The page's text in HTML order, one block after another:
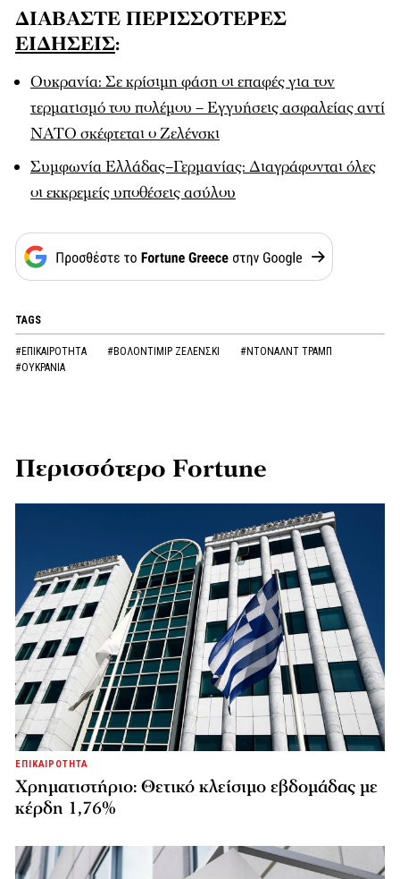
ΔΙΑΒΑΣΤΕ ΠΕΡΙΣΣΟΤΕΡΕΣ
ΕΙΔΗΣΕΙΣ:
Ουκρανία: Σε κρίσιμη φάση οι επαφές για τον
τερματισμό του πολέμου – Εγγυήσεις ασφαλείας αντί
ΝΑΤΟ σκέφτεται ο Ζελένσκι
Συμφωνία Ελλάδας–Γερμανίας: Διαγράφονται όλες
οι εκκρεμείς υποθέσεις ασύλου
TAGS
#ΕΠΙΚΑΙΡΟΤΗΤΑ #ΒΟΛΟΝΤΙΜΙΡ ΖΕΛΕΝΣΚΙ
#ΝΤΟΝΑΛΝΤ ΤΡΑΜΠ
#ΟΥΚΡΑΝΙΑ
Περισσότερο Fortune
ΕΠΙΚΑΙΡΟΤΗΤΑ
Χρηματιστήριο: Θετικό κλείσιμο εβδομάδας με
κέρδη 1,76%